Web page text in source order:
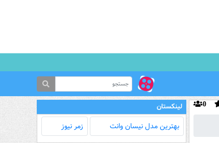
0 لینکستان
بهترین مدل‌ نیسان وانت زمر نیوز